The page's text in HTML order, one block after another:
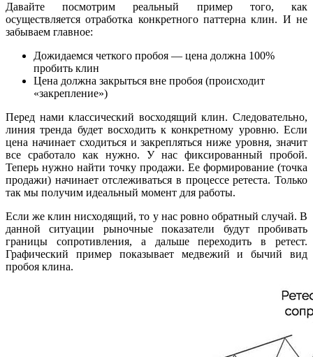
Давайте посмотрим реальный пример того, как
осуществляется отработка конкретного паттерна клин. И не
забываем главное:
Дожидаемся четкого пробоя — цена должна 100%
пробить клин
Цена должна закрыться вне пробоя (происходит
«закрепление»)
Перед нами классический восходящий клин. Следовательно,
линия тренда будет восходить к конкретному уровню. Если
цена начинает сходиться и закрепляться ниже уровня, значит
все сработало как нужно. У нас фиксированный пробой.
Теперь нужно найти точку продажи. Ее формирование (точка
продажи) начинает отслеживаться в процессе ретеста. Только
так мы получим идеальный момент для работы.
Если же клин нисходящий, то у нас ровно обратный случай. В
данной ситуации рыночные показатели будут пробивать
границы сопротивления, а дальше переходить в ретест.
Графический пример показывает медвежий и бычий вид
пробоя клина.